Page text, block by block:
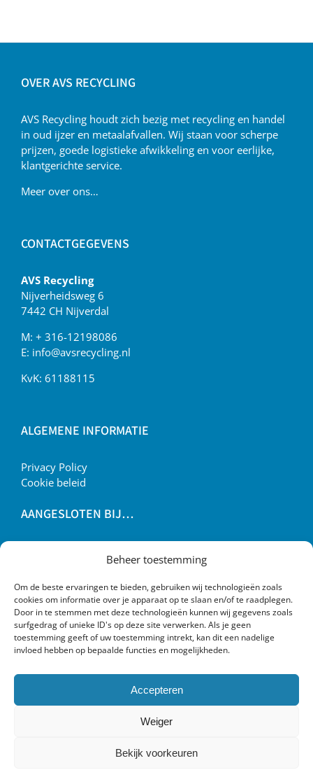
Beheer toestemming
Om de beste ervaringen te bieden, gebruiken wij technologieën zoals
cookies om informatie over je apparaat op te slaan en/of te raadplegen.
Door in te stemmen met deze technologieën kunnen wij gegevens zoals
surfgedrag of unieke ID's op deze site verwerken. Als je geen
toestemming geeft of uw toestemming intrekt, kan dit een nadelige
invloed hebben op bepaalde functies en mogelijkheden.
Accepteren
Weiger
Bekijk voorkeuren
OVER AVS RECYCLING
AVS Recycling houdt zich bezig met recycling en handel
in oud ijzer en metaalafvallen. Wij staan voor scherpe
prijzen, goede logistieke afwikkeling en voor eerlijke,
klantgerichte service.
Meer over ons…
CONTACTGEGEVENS
AVS Recycling
Nijverheidsweg 6
7442 CH Nijverdal
M: + 316-12198086
E: info@avsrecycling.nl
KvK: 61188115
ALGEMENE INFORMATIE
Privacy Policy
Cookie beleid
AANGESLOTEN BIJ…